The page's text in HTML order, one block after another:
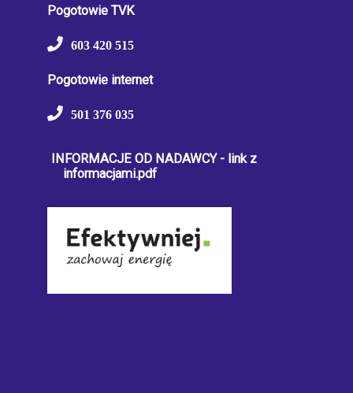
Pogotowie TVK
603 420 515
Pogotowie internet
501 376 035
INFORMACJE OD NADAWCY - link z
informacjami.pdf